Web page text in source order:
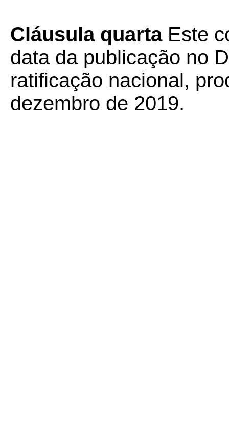
Cláusula quartaEste
data da publicação no
ratificação nacional,
dezembro de 2019.